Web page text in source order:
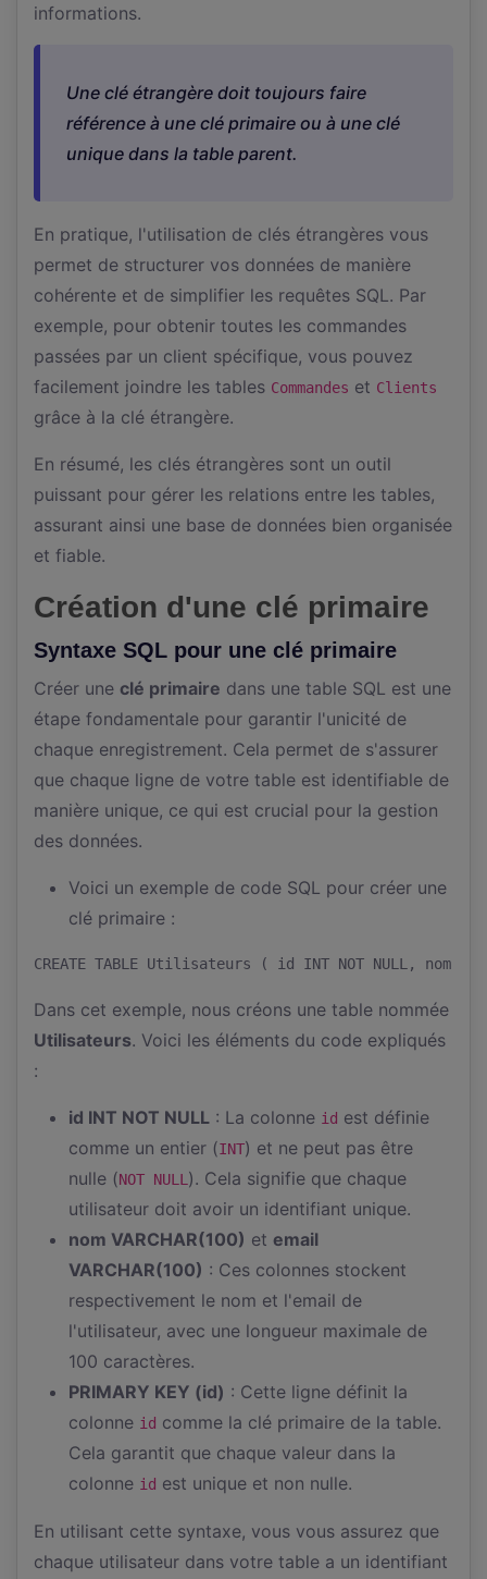
informations.
Une clé étrangère doit toujours faire
référence à une clé primaire ou à une clé
unique dans la table parent.
En pratique, l'utilisation de clés étrangères vous
permet de structurer vos données de manière
cohérente et de simplifier les requêtes SQL. Par
exemple, pour obtenir toutes les commandes
passées par un client spécifique, vous pouvez
facilement joindre les tables Commandes et Clients
grâce à la clé étrangère.
En résumé, les clés étrangères sont un outil
puissant pour gérer les relations entre les tables,
assurant ainsi une base de données bien organisée
et fiable.
Création d'une clé primaire
Syntaxe SQL pour une clé primaire
Créer une clé primaire dans une table SQL est une
étape fondamentale pour garantir l'unicité de
chaque enregistrement. Cela permet de s'assurer
que chaque ligne de votre table est identifiable de
manière unique, ce qui est crucial pour la gestion
des données.
Voici un exemple de code SQL pour créer une
clé primaire :
CREATE TABLE Utilisateurs ( id INT NOT NULL, nom
Dans cet exemple, nous créons une table nommée
Utilisateurs. Voici les éléments du code expliqués
:
id INT NOT NULL : La colonne id est définie
comme un entier (INT) et ne peut pas être
nulle (NOT NULL ). Cela signifie que chaque
utilisateur doit avoir un identifiant unique.
nom VARCHAR(100) et email
VARCHAR(100) : Ces colonnes stockent
respectivement le nom et l'email de
l'utilisateur, avec une longueur maximale de
100 caractères.
PRIMARY KEY (id) : Cette ligne définit la
colonne id comme la clé primaire de la table.
Cela garantit que chaque valeur dans la
colonne id est unique et non nulle.
En utilisant cette syntaxe, vous vous assurez que
chaque utilisateur dans votre table a un identifiant